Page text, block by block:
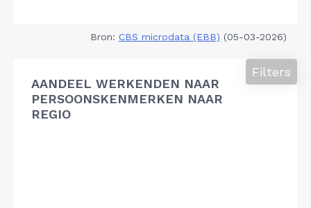
Bron: CBS microdata (EBB) (05-03-2026)
AANDEEL WERKENDEN NAAR
PERSOONSKENMERKEN NAAR
REGIO
Filters